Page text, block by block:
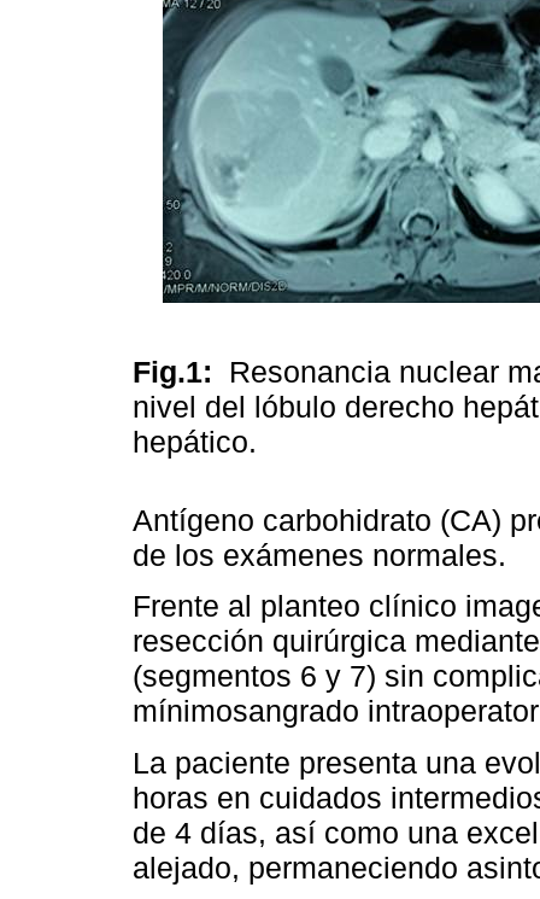
Fig.1: Resonancia nuclear
nivel del lóbulo derecho
hepático.
Antígeno carbohidrato (CA)
de los exámenes normales.
Frente al planteo clínico
resección quirúrgica
(segmentos 6 y 7) sin
mínimosangrado
La paciente presenta una
horas en cuidados
de 4 días, así como una
alejado, permaneciendo